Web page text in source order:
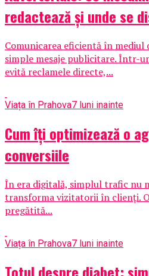
redactează și unde se
Comunicarea eficientă în
simple mesaje publicitare. Într-
evită reclamele directe,...
Viața în Prahova7 luni inainte
Cum îți optimizează o
conversiile
În era digitală, simplul trafic nu
transforma vizitatorii în clienți.
pregătită...
Viața în Prahova7 luni inainte
Totul despre diabet: